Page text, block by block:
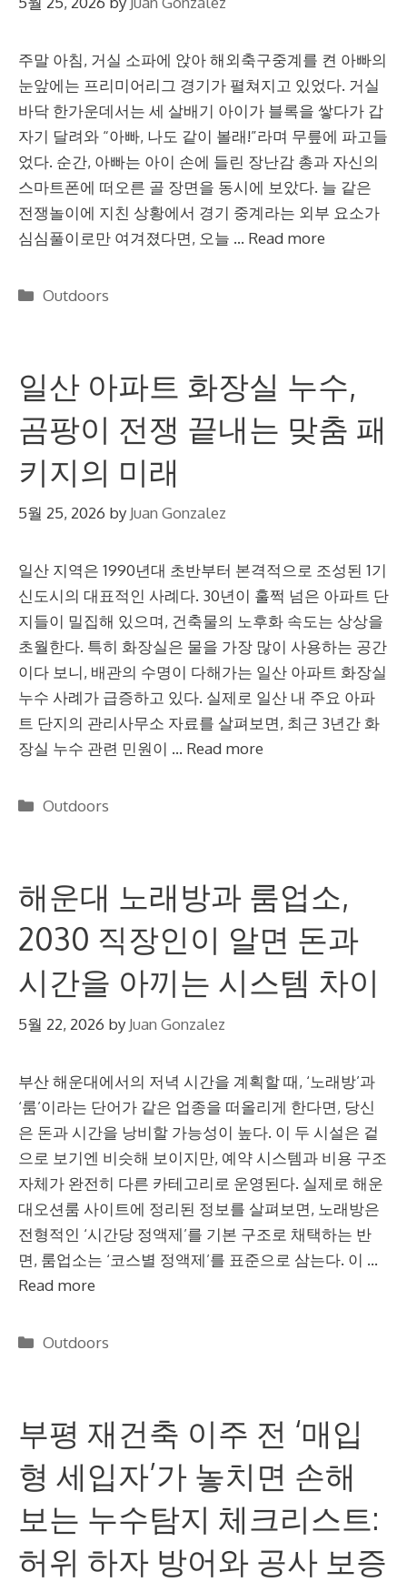
주말 아침, 거실 소파에 앉아 해외축구중계를 켠 아빠의
눈앞에는 프리미어리그 경기가 펼쳐지고 있었다. 거실
바닥 한가운데서는 세 살배기 아이가 블록을 쌓다가 갑
자기 달려와 “아빠, 나도 같이 볼래!”라며 무릎에 파고들
었다. 순간, 아빠는 아이 손에 들린 장난감 총과 자신의
스마트폰에 떠오른 골 장면을 동시에 보았다. 늘 같은
전쟁놀이에 지친 상황에서 경기 중계라는 외부 요소가
심심풀이로만 여겨졌다면, 오늘 … Read more
Categories
Outdoors
일산 아파트 화장실 누수,
곰팡이 전쟁 끝내는 맞춤 패
키지의 미래
5월 25, 2026 by Juan Gonzalez
일산 지역은 1990년대 초반부터 본격적으로 조성된 1기
신도시의 대표적인 사례다. 30년이 훌쩍 넘은 아파트 단
지들이 밀집해 있으며, 건축물의 노후화 속도는 상상을
초월한다. 특히 화장실은 물을 가장 많이 사용하는 공간
이다 보니, 배관의 수명이 다해가는 일산 아파트 화장실
누수 사례가 급증하고 있다. 실제로 일산 내 주요 아파
트 단지의 관리사무소 자료를 살펴보면, 최근 3년간 화
장실 누수 관련 민원이 … Read more
Categories
Outdoors
해운대 노래방과 룸업소,
2030 직장인이 알면 돈과
시간을 아끼는 시스템 차이
5월 22, 2026 by Juan Gonzalez
부산 해운대에서의 저녁 시간을 계획할 때, ‘노래방’과
‘룸’이라는 단어가 같은 업종을 떠올리게 한다면, 당신
은 돈과 시간을 낭비할 가능성이 높다. 이 두 시설은 겉
으로 보기엔 비슷해 보이지만, 예약 시스템과 비용 구조
자체가 완전히 다른 카테고리로 운영된다. 실제로 해운
대오션룸 사이트에 정리된 정보를 살펴보면, 노래방은
전형적인 ‘시간당 정액제’를 기본 구조로 채택하는 반
면, 룸업소는 ‘코스별 정액제’를 표준으로 삼는다. 이 …
Read more
Categories
Outdoors
부평 재건축 이주 전 ‘매입
형 세입자’가 놓치면 손해
보는 누수탐지 체크리스트:
허위 하자 방어와 공사 보증